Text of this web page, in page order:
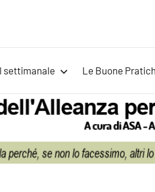
per
la
Terra
Alleanza
Sovranità
Alimentare
settimanale Le Buone